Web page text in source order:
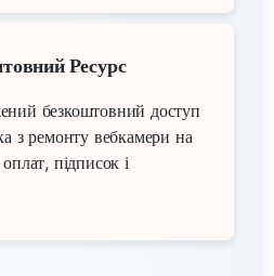
Ресурс
безкоштовний доступ
з ремонту вебкамери на
підписок і